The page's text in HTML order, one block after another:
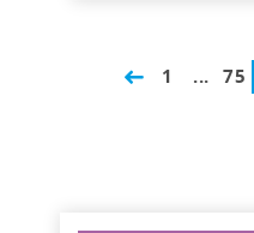
1 ... 75